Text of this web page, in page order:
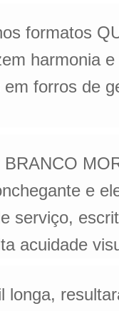
formatos
harmonia
forros de
e
serviço,
acuidade
longa,